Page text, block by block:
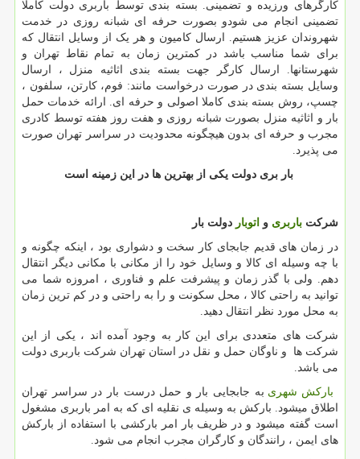
کارگرهای ورزیده و تضمینی. بسته بندی توسط باربری دولت کاملا
تضمینی انجام می شودو بصورت حرفه ای شبانه روزی در خدمت
شهروندان عزیز هستیم. ارسال کامیون‌ و هر یک از وسایل انتقال که
برای شما مناسب باشد در کمترین زمان به تمام نقاط تهران و
شهرستانها. ارسال کارگر جهت بسته بندی اثاثیه منزل ، ارسال
وسایل بسته بندی در صورت درخواست مانند: فوم، کارتن، سلفون ،
چسپ، روش بسته بندی کاملا اصولی و حرفه ای. ارائه خدمات حمل
بار و اثاثیه منزل بصورت شبانه روزی و هفت روز هفته توسط کادری
مجرب و حرفه ای بدون هیچگونه محدودیت در سراسر تهران صورت
می پذیرد.
بار بری دولت یکی از بهترین ها در این زمینه است
شرکت باربری و اتوبار دولت بار
در زمان های قدیم جابجای کار سخت و دشواری بود ، اینکه چگونه و
با چه وسیله ای کالا و وسایل خود را از مکانی با مکانی دیگر انتقال
دهم. ولی با گذر زمان و پیشرفت علم و فناوری ، امروزه شما می
توانید به راحتی کالا ، محل سکونت و را به راحتی و در کم ترین زمان
به محل مورد نظر انتقال دهید.
شرکت های متعددی برای این کار به وجود آمده اند ، یکی از این
شرکت ها و ناوگان حمل و نقل در استان تهران شرکت باربری دولت
می باشد.
بارکش شهری به جابجایی بار و حمل درست بار در سراسر تهران
اطلاق میشود. بارکش به وسیله ی نقلیه ای که به امر باربری مشغول
است گفته میشود و در ظریف بار امر بارکشی با استفاده از بارکش
های ایمن ، رانندگان و کارگران مجرب انجام می شود.